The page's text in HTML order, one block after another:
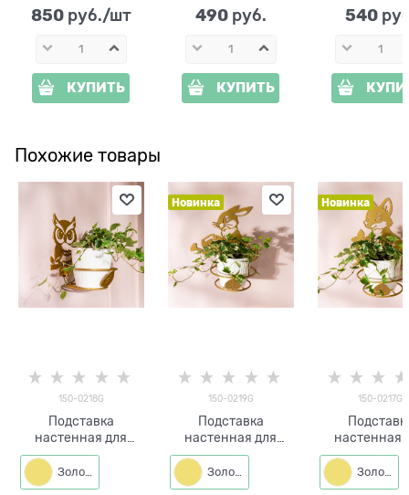
850 руб./шт
КУПИТЬ
490 руб.
КУПИТЬ
540
Похожие товары
150-0218G
Подставка
настенная для
одного растения
Сова 150-0218 со
съёмной корзиной
Золото
Новинка
150-0219G
Подставка
настенная для
одного растения
Заяц 150-0219 со
съёмной корзиной
Золото
Новинка
150-0217G
настенная
одного
Лисёнок
со
Золото